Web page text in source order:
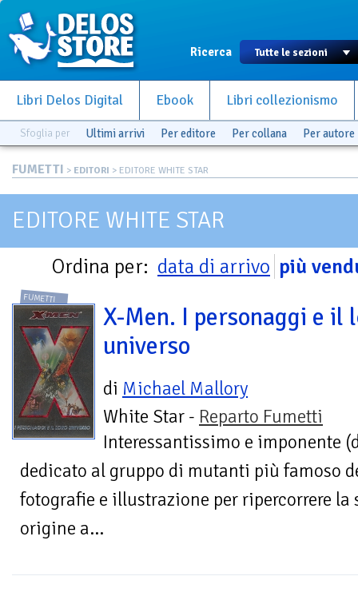
Ricerca
Libri Delos Digital Ebook Libri collezionismo
Sfoglia per Ultimi arrivi Per editore Per collana Per autore
FUMETTI > EDITORI > EDITORE WHITE STAR
EDITORE WHITE STAR
Ordina per: data di arrivo più
FUMETTI
X-Men. I personaggi e il
universo
di Michael Mallory
White Star - Reparto Fumetti
Interessantissimo e imponente
dedicato al gruppo di mutanti più famoso
fotografie e illustrazione per ripercorrere la
origine a...